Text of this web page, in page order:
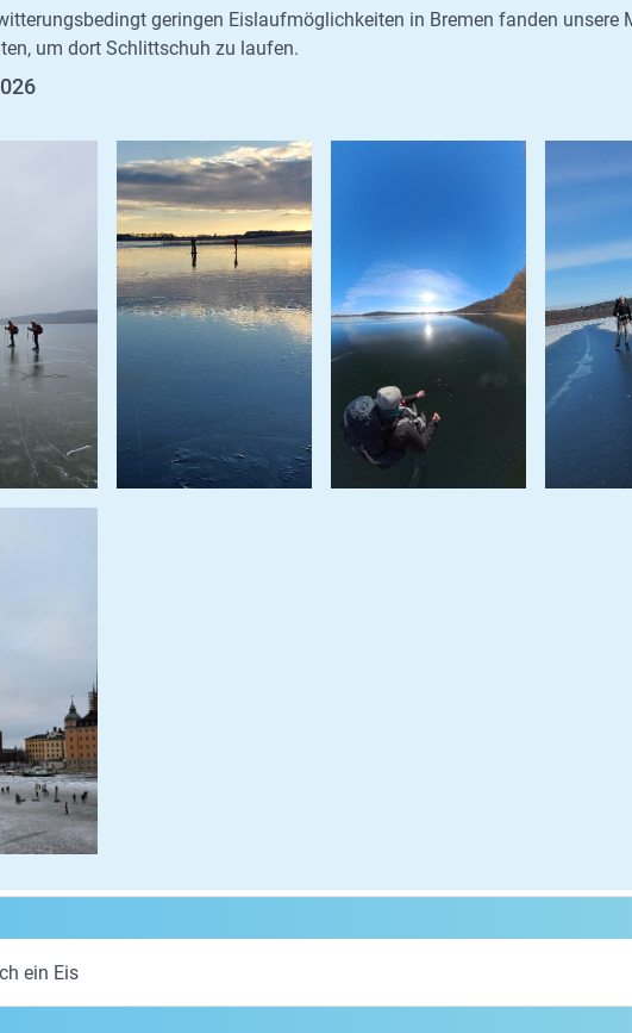
geringen Eislaufmöglichkeiten in Bremen fanden unsere
um dort Schlittschuh zu laufen.
ein Eis